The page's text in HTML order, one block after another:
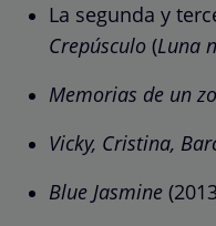
La segunda y
Crepúsculo (Luna
Memorias de un
Vicky, Cristina,
Blue Jasmine